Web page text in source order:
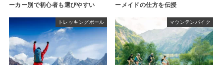
ーカー別で初心者も選びやすい
ーメイドの仕方を伝授
トレッキングポール マウンテンバイク